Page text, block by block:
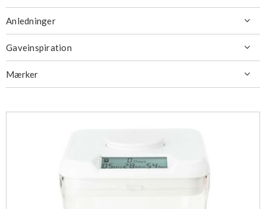
Anledninger 
Gaveinspiration 
Mærker 